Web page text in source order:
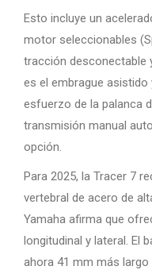
Esto incluye un
motor seleccionables
tracción desconectable
es el embrague
esfuerzo de la palanca
transmisión manual
opción.
Para 2025, la Tracer 7
vertebral de acero de
Yamaha afirma que
longitudinal y lateral. El
ahora 41 mm más